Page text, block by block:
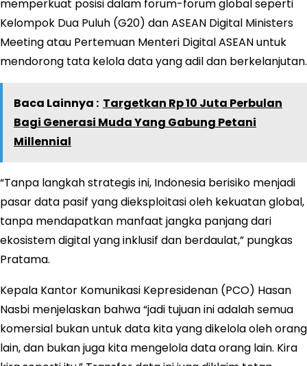
memperkuat posisi dalam forum-forum global seperti
Kelompok Dua Puluh (G20) dan ASEAN Digital Ministers
Meeting atau Pertemuan Menteri Digital ASEAN untuk
mendorong tata kelola data yang adil dan berkelanjutan.
Baca Lainnya : Targetkan Rp 10 Juta Perbulan
Bagi Generasi Muda Yang Gabung Petani
Millennial
“Tanpa langkah strategis ini, Indonesia berisiko menjadi
pasar data pasif yang dieksploitasi oleh kekuatan global,
tanpa mendapatkan manfaat jangka panjang dari
ekosistem digital yang inklusif dan berdaulat,” pungkas
Pratama.
Kepala Kantor Komunikasi Kepresidenan (PCO) Hasan
Nasbi menjelaskan bahwa “jadi tujuan ini adalah semua
komersial bukan untuk data kita yang dikelola oleh orang
lain, dan bukan juga kita mengelola data orang lain. Kira